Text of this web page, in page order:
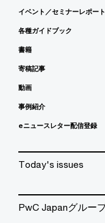
イベント／セミナーレポート
各種ガイドブック
書籍
寄稿記事
動画
事例紹介
eニュースレター配信登録
Today's issues
PwC Japanグルー